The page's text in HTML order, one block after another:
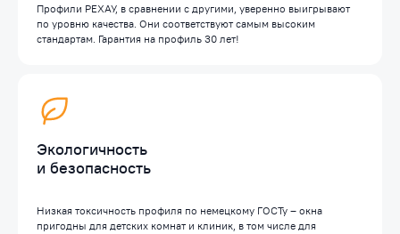
Профили РЕХАУ, в сравнении с другими, уверенно выигрывают
по уровню качества. Они соответствуют самым высоким
стандартам. Гарантия на профиль 30 лет!
Экологичность
и безопасность
Низкая токсичность профиля по немецкому ГОСТу – окна
пригодны для детских комнат и клиник, в том числе для